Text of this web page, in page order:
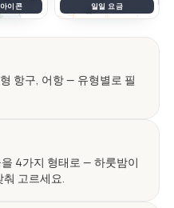
이콘 일일 요금
항구, 어항 — 유형별로 필
4가지 형태로 — 하룻밤이
춰 고르세요.